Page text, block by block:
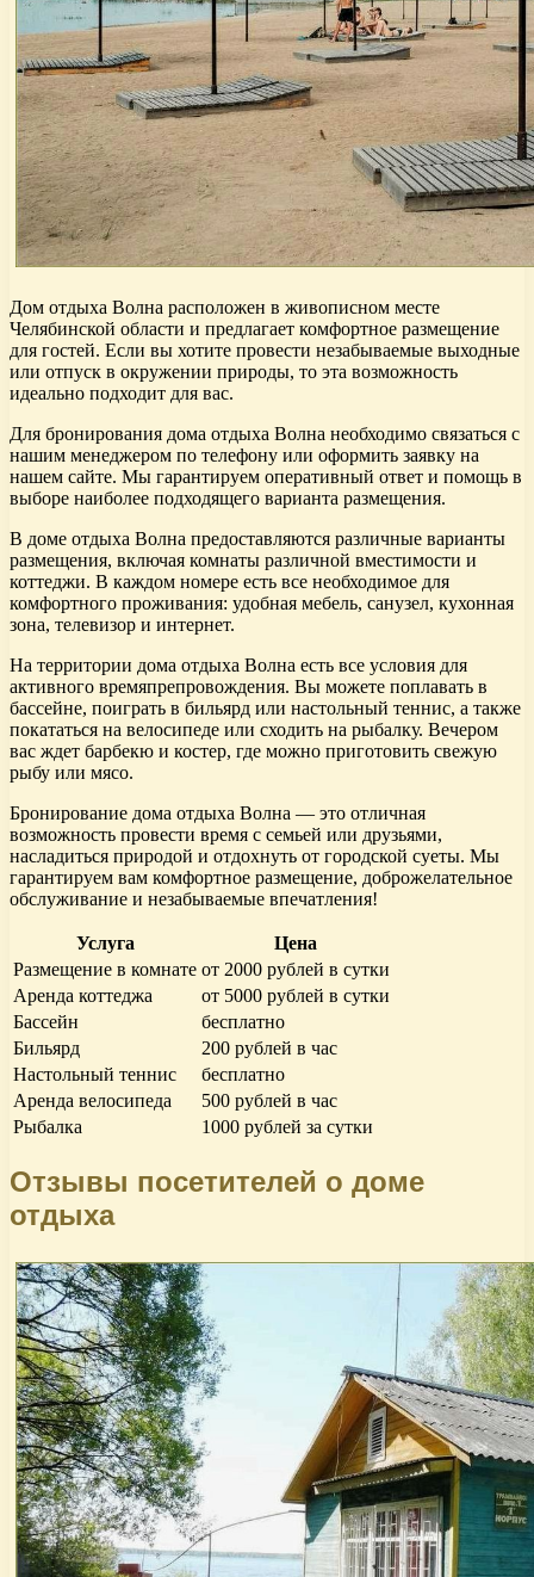
Дом отдыха Волна расположен в живописном месте
Челябинской области и предлагает комфортное размещение
для гостей. Если вы хотите провести незабываемые выходные
или отпуск в окружении природы, то эта возможность
идеально подходит для вас.
Для бронирования дома отдыха Волна необходимо связаться с
нашим менеджером по телефону или оформить заявку на
нашем сайте. Мы гарантируем оперативный ответ и помощь в
выборе наиболее подходящего варианта размещения.
В доме отдыха Волна предоставляются различные варианты
размещения, включая комнаты различной вместимости и
коттеджи. В каждом номере есть все необходимое для
комфортного проживания: удобная мебель, санузел, кухонная
зона, телевизор и интернет.
На территории дома отдыха Волна есть все условия для
активного времяпрепровождения. Вы можете поплавать в
бассейне, поиграть в бильярд или настольный теннис, а также
покататься на велосипеде или сходить на рыбалку. Вечером
вас ждет барбекю и костер, где можно приготовить свежую
рыбу или мясо.
Бронирование дома отдыха Волна — это отличная
возможность провести время с семьей или друзьями,
насладиться природой и отдохнуть от городской суеты. Мы
гарантируем вам комфортное размещение, доброжелательное
обслуживание и незабываемые впечатления!
Услуга
Цена
Размещение в комнате от 2000 рублей в сутки
Аренда коттеджа
от 5000 рублей в сутки
Бассейн
бесплатно
Бильярд
200 рублей в час
Настольный теннис
бесплатно
Аренда велосипеда
500 рублей в час
Рыбалка
1000 рублей за сутки
Отзывы посетителей о доме
отдыха